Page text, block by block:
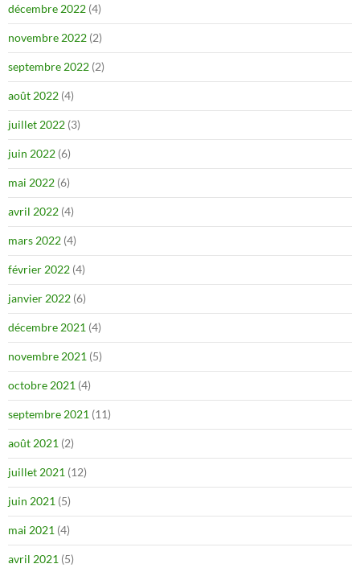
décembre 2022 (4)
novembre 2022 (2)
septembre 2022 (2)
août 2022 (4)
juillet 2022 (3)
juin 2022 (6)
mai 2022 (6)
avril 2022 (4)
mars 2022 (4)
février 2022 (4)
janvier 2022 (6)
décembre 2021 (4)
novembre 2021 (5)
octobre 2021 (4)
septembre 2021 (11)
août 2021 (2)
juillet 2021 (12)
juin 2021 (5)
mai 2021 (4)
avril 2021 (5)